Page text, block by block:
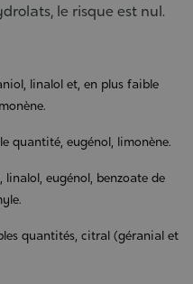
le risque est nul.
linalol et, en plus faible
quantité, eugénol, limonène.
linalol, eugénol, benzoate de
quantités, citral (géranial et